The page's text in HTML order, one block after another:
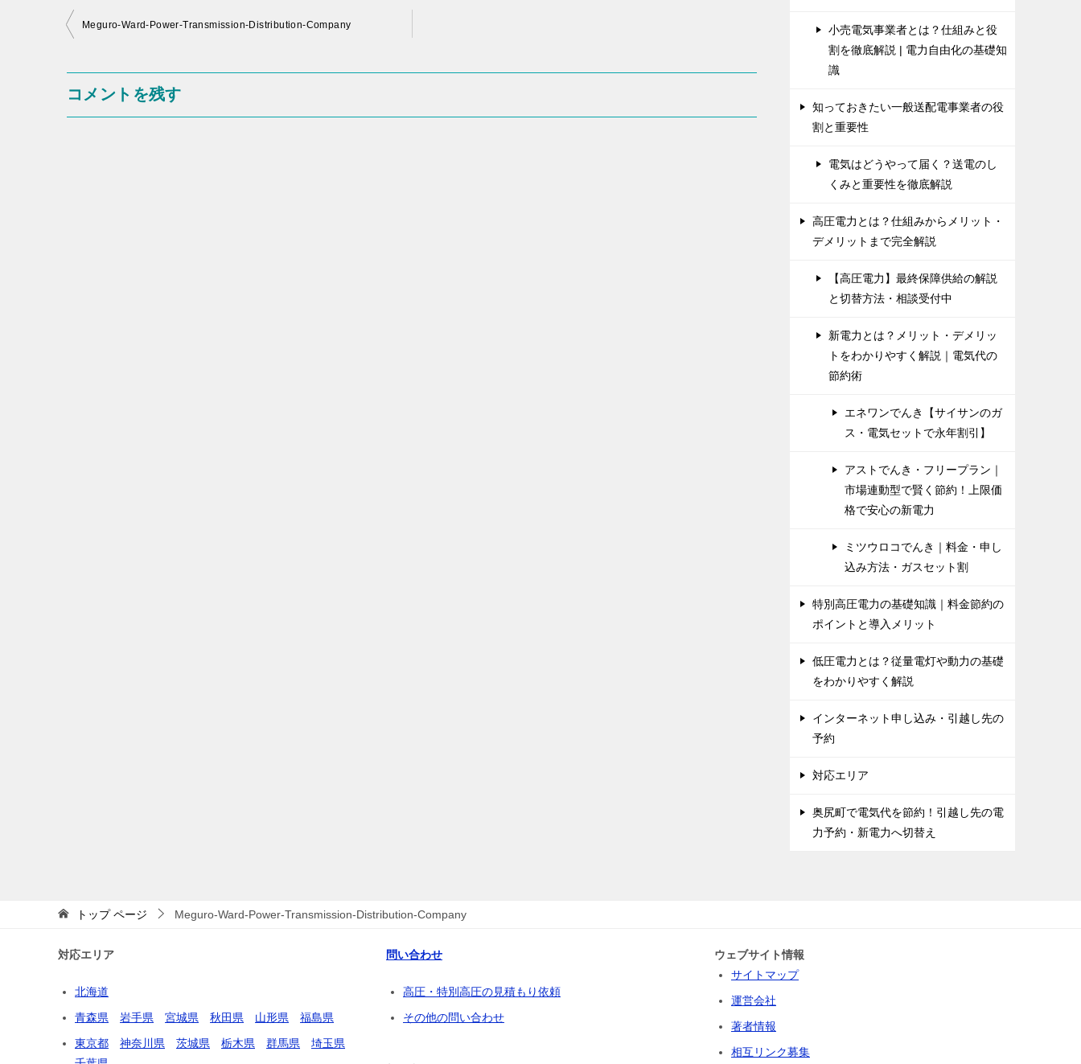
投
ナ
ビ
Meguro-Ward-Power-Transmission-Distribution-Company
コメントを残す
小売電気事業者とは？仕組みと役
割を徹底解説 | 電力自由化の基礎知
識
知っておきたい一般送配電事業者の役
割と重要性
電気はどうやって届く？送電のし
くみと重要性を徹底解説
高圧電力とは？仕組みからメリット・
デメリットまで完全解説
【高圧電力】最終保障供給の解説
と切替方法・相談受付中
新電力とは？メリット・デメリッ
トをわかりやすく解説｜電気代の
節約術
エネワンでんき【サイサンのガ
ス・電気セットで永年割引】
アストでんき・フリープラン｜
市場連動型で賢く節約！上限価
格で安心の新電力
ミツウロコでんき｜料金・申し
込み方法・ガスセット割
特別高圧電力の基礎知識｜料金節約の
ポイントと導入メリット
低圧電力とは？従量電灯や動力の基礎
をわかりやすく解説
インターネット申し込み・引越し先の
予約
対応エリア
奥尻町で電気代を節約！引越し先の電
力予約・新電力へ切替え
トップページ Meguro-Ward-Power-Transmission-Distribution-Company
対応エリア
北海道
青森県
岩手県 宮城県 秋田県 山形県
福島県
東京都
神奈川県 茨城県 栃木県 群馬県
埼玉県
問い合わせ
高圧・特別高圧の見積もり依頼
その他の問い合わせ
ウェブサイト情報
サイトマップ
運営会社
著者情報
相互リンク募集